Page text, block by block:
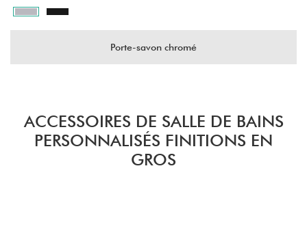
Porte-savon chromé
ACCESSOIRES DE SALLE DE BAINS
PERSONNALISÉS FINITIONS EN
GROS